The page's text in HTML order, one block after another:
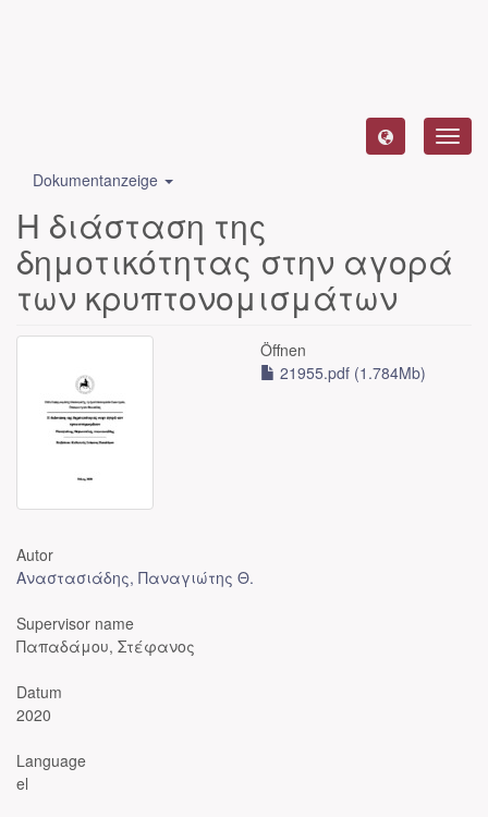
Dokumentanzeige
Η διάσταση της
δημοτικότητας στην αγορά
των κρυπτονομισμάτων
Öffnen
21955.pdf (1.784Mb)
Autor
Αναστασιάδης, Παναγιώτης Θ.
Supervisor name
Παπαδάμου, Στέφανος
Datum
2020
Language
el